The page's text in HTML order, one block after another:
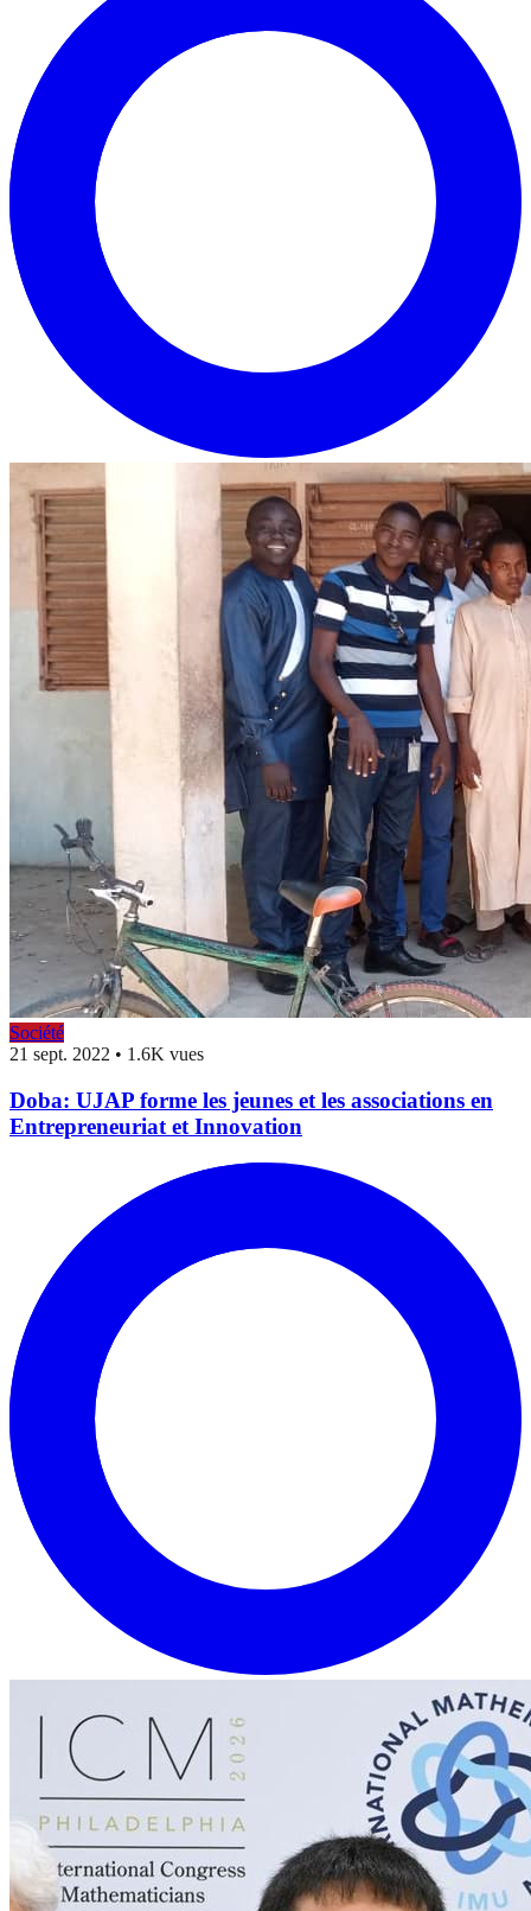
Société
21 sept. 2022 • 1.6K vues
Doba: UJAP forme les jeunes et les associations en
Entrepreneuriat et Innovation